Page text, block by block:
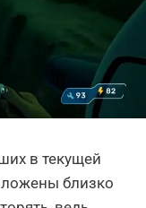
в текущей
близко